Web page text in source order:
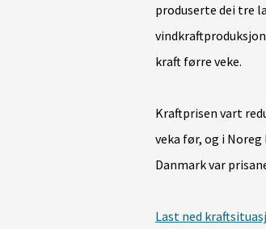
produserte dei tre
kraft førre veke.
Kraftprisen vart
veka før, og i
Danmark var
Last ned